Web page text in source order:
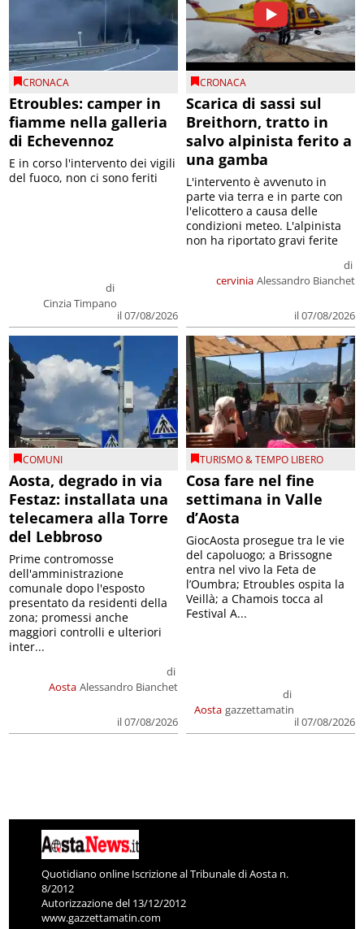
CRONACA
Etroubles: camper in
fiamme nella galleria
di Echevennoz
di
Cinzia Timpano
il 07/08/2026
E in corso l'intervento dei vigili
del fuoco, non ci sono feriti
CRONACA
Scarica di sassi sul
Breithorn, tratto in
salvo alpinista ferito a
una gamba
cervinia
di
Alessandro Bianchet
il 07/08/2026
L'intervento è avvenuto in
parte via terra e in parte con
l'elicottero a causa delle
condizioni meteo. L'alpinista
non ha riportato gravi ferite
COMUNI
Aosta, degrado in via
Festaz: installata una
telecamera alla Torre
del Lebbroso
Aosta
di
Alessandro Bianchet
il 07/08/2026
Prime contromosse
dell'amministrazione
comunale dopo l'esposto
presentato da residenti della
zona; promessi anche
maggiori controlli e ulteriori
inter...
TURISMO & TEMPO LIBERO
Cosa fare nel fine
settimana in Valle
d’Aosta
Aosta
di
gazzettamatin
il 07/08/2026
GiocAosta prosegue tra le vie
del capoluogo; a Brissogne
entra nel vivo la Feta de
l’Oumbra; Etroubles ospita la
Veillà; a Chamois tocca al
Festival A...
Quotidiano online Iscrizione al Tribunale di Aosta n.
8/2012
Autorizzazione del 13/12/2012
www.gazzettamatin.com